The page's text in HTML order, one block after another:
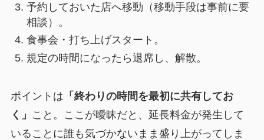
予約しておいた店へ移動（移動手段は事前に要
相談）。
食事会・打ち上げスタート。
規定の時間になったら退席し、解散。
ポイントは 「終わりの時間を最初に共有してお
く」 こと。ここが曖昧だと、延長料金が発生して
いることに誰も気づかないまま盛り上がってしま